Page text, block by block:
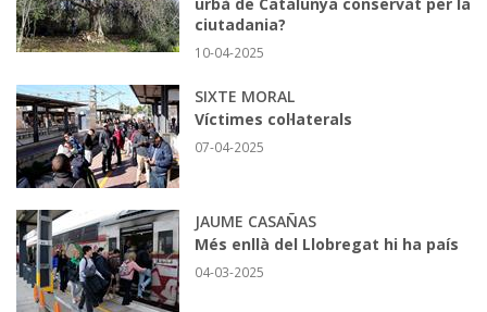
ciutadania?
10-04-2025
SIXTE MORAL
Víctimes col·laterals
07-04-2025
JAUME CASAÑAS
Més enllà del Llobregat hi ha país
04-03-2025